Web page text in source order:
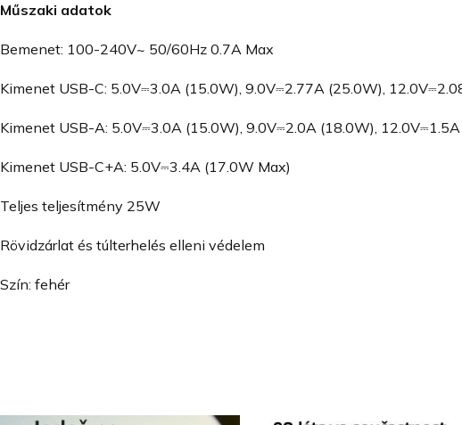
Műszaki adatok
Bemenet: 100-240V~ 50/60Hz 0.7A Max
Kimenet USB-C: 5.0V⎓3.0A (15.0W), 9.0V⎓2.77A (25.0W),
Kimenet USB-A: 5.0V⎓3.0A (15.0W), 9.0V⎓2.0A (18.0W),
Kimenet USB-C+A: 5.0V⎓3.4A (17.0W Max)
Teljes teljesítmény 25W
Rövidzárlat és túlterhelés elleni védelem
Szín: fehér